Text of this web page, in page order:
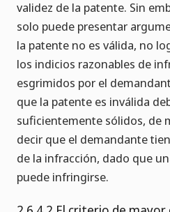
validez de la patente. Sin
solo puede presentar
la patente no es válida, no
los indicios razonables de
esgrimidos por el
que la patente es inválida
suficientemente sólidos, de
decir que el demandante
de la infracción, dado que
puede infringirse.